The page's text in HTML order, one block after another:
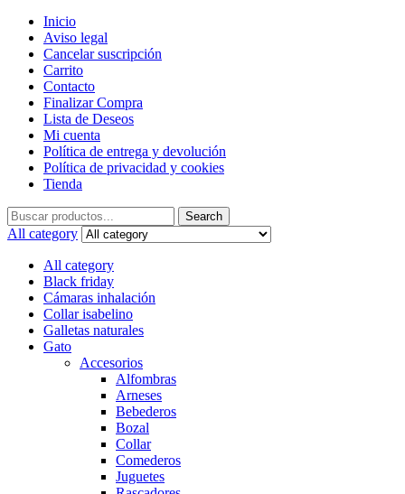
Inicio
Aviso legal
Cancelar suscripción
Carrito
Contacto
Finalizar Compra
Lista de Deseos
Mi cuenta
Política de entrega y devolución
Política de privacidad y cookies
Tienda
Search
for:
Search
All category
All category
Black friday
Cámaras inhalación
Collar isabelino
Galletas naturales
Gato
Accesorios
Alfombras
Arneses
Bebederos
Bozal
Collar
Comederos
Juguetes